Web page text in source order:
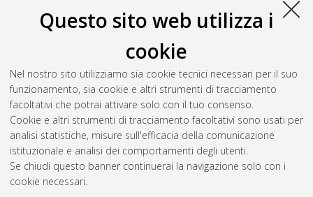
Questo sito web utilizza i
cookie
Nel nostro sito utilizziamo sia cookie tecnici necessari per il suo
funzionamento, sia cookie e altri strumenti di tracciamento
facoltativi che potrai attivare solo con il tuo consenso.
Cookie e altri strumenti di tracciamento facoltativi sono usati per
analisi statistiche, misure sull'efficacia della comunicazione
istituzionale e analisi dei comportamenti degli utenti.
Se chiudi questo banner continuerai la navigazione solo con i
cookie necessari.
(2008)Produzioni e commerci a Phoinike e
in Epiro settentrionale attravero lo studio delle ceramiche a
vernice nera, [Dissertation thesis], Alma Mater Studiorum
Università di Bologna. Dottorato di ricerca inArcheologia
Ciclo.
Questa lista e' stata generata ilFri Aug 7 20:44:59 2026 CEST
Atom